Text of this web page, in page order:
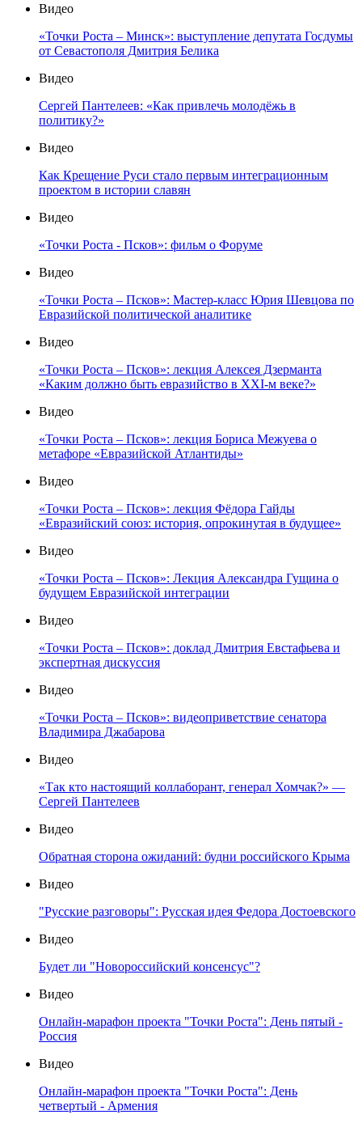
Видео
«Точки Роста – Минск»: выступление депутата Госдумы
от Севастополя Дмитрия Белика
Видео
Сергей Пантелеев: «Как привлечь молодёжь в
политику?»
Видео
Как Крещение Руси стало первым интеграционным
проектом в истории славян
Видео
«Точки Роста - Псков»: фильм о Форуме
Видео
«Точки Роста – Псков»: Мастер-класс Юрия Шевцова по
Евразийской политической аналитике
Видео
«Точки Роста – Псков»: лекция Алексея Дзерманта
«Каким должно быть евразийство в XXI-м веке?»
Видео
«Точки Роста – Псков»: лекция Бориса Межуева о
метафоре «Евразийской Атлантиды»
Видео
«Точки Роста – Псков»: лекция Фёдора Гайды
«Евразийский союз: история, опрокинутая в будущее»
Видео
«Точки Роста – Псков»: Лекция Александра Гущина о
будущем Евразийской интеграции
Видео
«Точки Роста – Псков»: доклад Дмитрия Евстафьева и
экспертная дискуссия
Видео
«Точки Роста – Псков»: видеоприветствие сенатора
Владимира Джабарова
Видео
«Так кто настоящий коллаборант, генерал Хомчак?» —
Сергей Пантелеев
Видео
Обратная сторона ожиданий: будни российского Крыма
Видео
"Русские разговоры": Русская идея Федора Достоевского
Видео
Будет ли "Новороссийский консенсус"?
Видео
Онлайн-марафон проекта "Точки Роста": День пятый -
Россия
Видео
Онлайн-марафон проекта "Точки Роста": День
четвертый - Армения